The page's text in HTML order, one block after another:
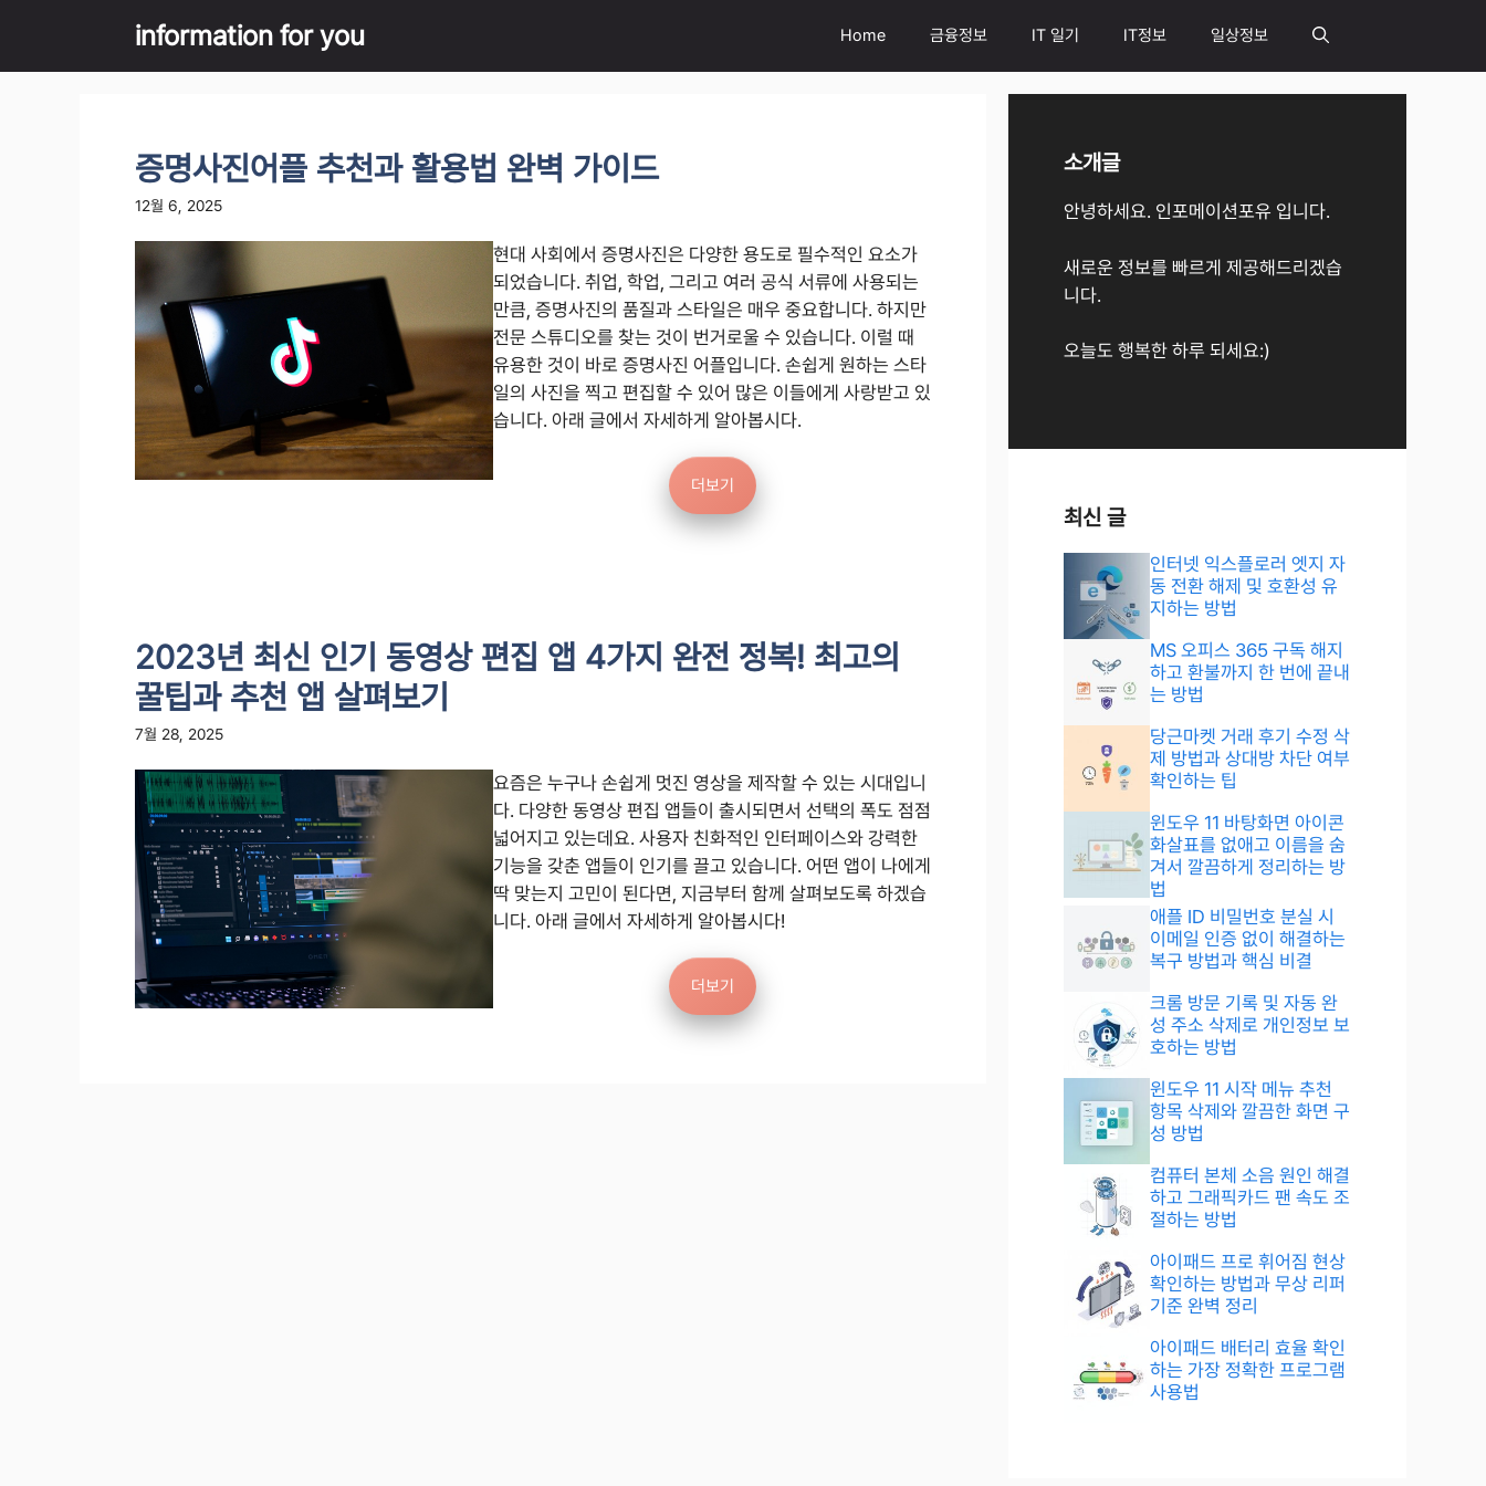
content
information for you Home 금융정보 IT 일기 IT정보 일상정보
증명사진어플 추천과 활용법 완벽 가이드
12월 6, 2025
현대 사회에서 증명사진은 다양한 용도로 필수적인 요소가
되었습니다. 취업, 학업, 그리고 여러 공식 서류에 사용되는
만큼, 증명사진의 품질과 스타일은 매우 중요합니다. 하지만
전문 스튜디오를 찾는 것이 번거로울 수 있습니다. 이럴 때
유용한 것이 바로 증명사진 어플입니다. 손쉽게 원하는 스타
일의 사진을 찍고 편집할 수 있어 많은 이들에게 사랑받고 있
습니다. 아래 글에서 자세하게 알아봅시다.
더보기
2023년 최신 인기 동영상 편집 앱 4가지 완전 정복! 최고의
꿀팁과 추천 앱 살펴보기
7월 28, 2025
요즘은 누구나 손쉽게 멋진 영상을 제작할 수 있는 시대입니
다. 다양한 동영상 편집 앱들이 출시되면서 선택의 폭도 점점
넓어지고 있는데요. 사용자 친화적인 인터페이스와 강력한
기능을 갖춘 앱들이 인기를 끌고 있습니다. 어떤 앱이 나에게
딱 맞는지 고민이 된다면, 지금부터 함께 살펴보도록 하겠습
니다. 아래 글에서 자세하게 알아봅시다!
더보기
소개글
안녕하세요. 인포메이션포유 입니다.
새로운 정보를 빠르게 제공해드리겠습
니다.
오늘도 행복한 하루 되세요:)
최신 글
인터넷 익스플로러 엣지 자
동 전환 해제 및 호환성 유
지하는 방법
MS 오피스 365 구독 해지
하고 환불까지 한 번에 끝내
는 방법
당근마켓 거래 후기 수정 삭
제 방법과 상대방 차단 여부
확인하는 팁
윈도우 11 바탕화면 아이콘
화살표를 없애고 이름을 숨
겨서 깔끔하게 정리하는 방
법
애플 ID 비밀번호 분실 시
이메일 인증 없이 해결하는
복구 방법과 핵심 비결
크롬 방문 기록 및 자동 완
성 주소 삭제로 개인정보 보
호하는 방법
윈도우 11 시작 메뉴 추천
항목 삭제와 깔끔한 화면 구
성 방법
컴퓨터 본체 소음 원인 해결
하고 그래픽카드 팬 속도 조
절하는 방법
아이패드 프로 휘어짐 현상
확인하는 방법과 무상 리퍼
기준 완벽 정리
아이패드 배터리 효율 확인
하는 가장 정확한 프로그램
사용법